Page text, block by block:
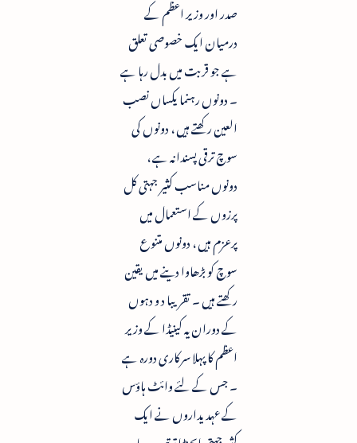
صدر اور وزیر اعظم کے
درمیان ایک خصوصی تعلق
ہے جو قربت میں بدل رہا ہے
۔ دونوں رہنما یکساں نصب
العین رکھتے ہیں ، دونوں کی
سوچ ترقی پسندانہ ہے ،
دونوں مناسب کثیر جہتی کل
پرزوں کے استعمال میں
پرعزم ہیں ، دونوں متنوع
سوچ کو بڑھاوا دینے میں یقین
رکھتے ہیں ۔ تقریبا د و دہوں
کے دوران یہ کینیڈا کے وزیر
اعظم کا پہلا سرکاری دورہ ہے
۔ جس کے لئے وائٹ ہاؤس
کے عہدیداروں نے ایک